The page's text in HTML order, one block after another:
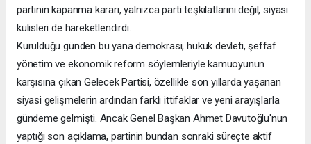
partinin kapanma kararı, yalnızca parti teşkilatlarını değil, siyasi
kulisleri de hareketlendirdi.
Kurulduğu günden bu yana demokrasi, hukuk devleti, şeffaf
yönetim ve ekonomik reform söylemleriyle kamuoyunun
karşısına çıkan Gelecek Partisi, özellikle son yıllarda yaşanan
siyasi gelişmelerin ardından farklı ittifaklar ve yeni arayışlarla
gündeme gelmişti. Ancak Genel Başkan Ahmet Davutoğlu'nun
yaptığı son açıklama, partinin bundan sonraki süreçte aktif